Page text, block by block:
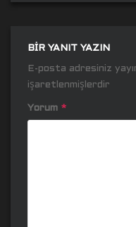
BIR YANIT YAZIN
E-posta adresiniz
işaretlenmişlerdir
Yorum *